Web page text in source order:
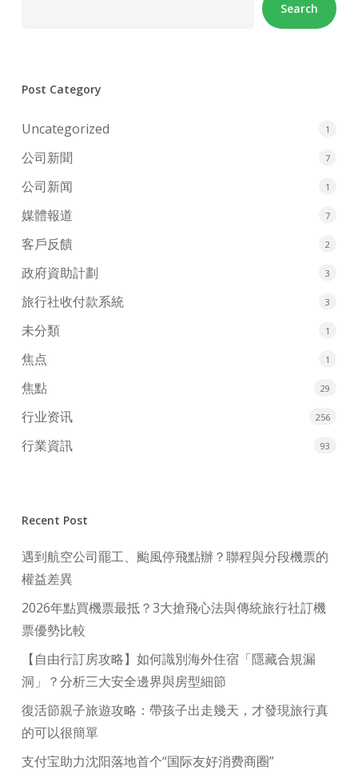
Search
Post Category
Uncategorized 1
公司新聞 7
公司新闻 1
媒體報道 7
客戶反饋 2
政府資助計劃 3
旅行社收付款系統 3
未分類 1
焦点 1
焦點 29
行业资讯 256
行業資訊 93
Recent Post
遇到航空公司罷工、颱風停飛點辦？聯程與分段機票的
權益差異
2026年點買機票最抵？3大搶飛心法與傳統旅行社訂機
票優勢比較
【自由行訂房攻略】如何識別海外住宿「隱藏合規漏
洞」？分析三大安全邊界與房型細節
復活節親子旅遊攻略：帶孩子出走幾天，才發現旅行真
的可以很簡單
支付宝助力沈阳落地首个“国际友好消费商圈”